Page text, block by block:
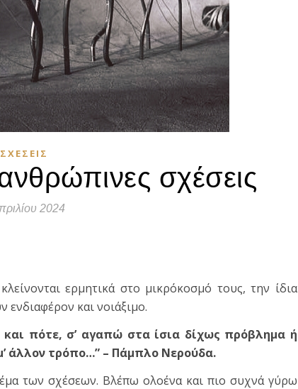
ΣΧΈΣΕΙΣ
σχέσεις
2024
ερμητικά στο μικρόκοσμό τους, την ίδια
και νοιάξιμο.
πότε, σ’ αγαπώ στα ίσια δίχως πρόβλημα ή
άλλον τρόπο…” – Πάμπλο Νερούδα.
των σχέσεων. Βλέπω ολοένα και πιο συχνά γύρω